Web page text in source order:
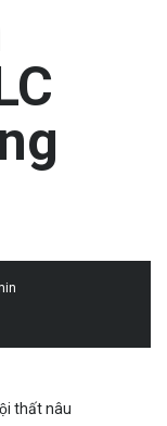
thất nâu